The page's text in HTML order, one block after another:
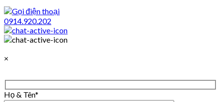
0914.920.202
×
Họ & Tên*